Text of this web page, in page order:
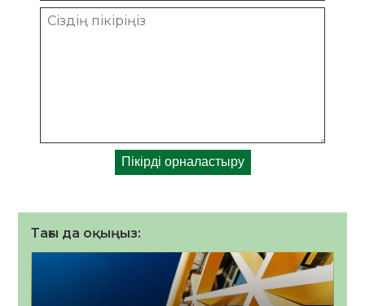
Тағы да оқыңыз: